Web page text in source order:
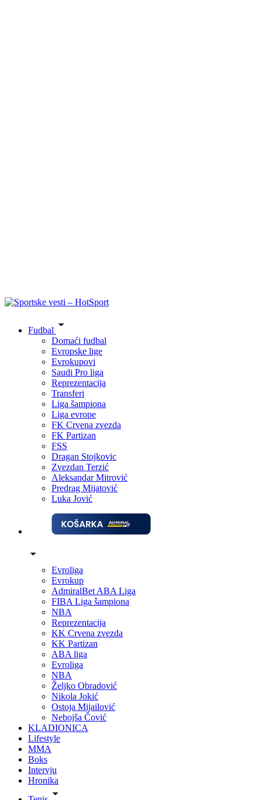
Fudbal
Domaći fudbal
Evropske lige
Evrokupovi
Saudi Pro liga
Reprezentacija
Transferi
Liga šampiona
Liga evrope
FK Crvena zvezda
FK Partizan
FSS
Dragan Stojkovic
Zvezdan Terzić
Aleksandar Mitrović
Predrag Mijatović
Luka Jović
Evroliga
Evrokup
AdmiralBet ABA Liga
FIBA Liga šampiona
NBA
Reprezentacija
KK Crvena zvezda
KK Partizan
ABA liga
Evroliga
NBA
Željko Obradović
Nikola Jokić
Ostoja Mijailović
Nebojša Čović
KLADIONICA
Lifestyle
MMA
Boks
Intervju
Hronika